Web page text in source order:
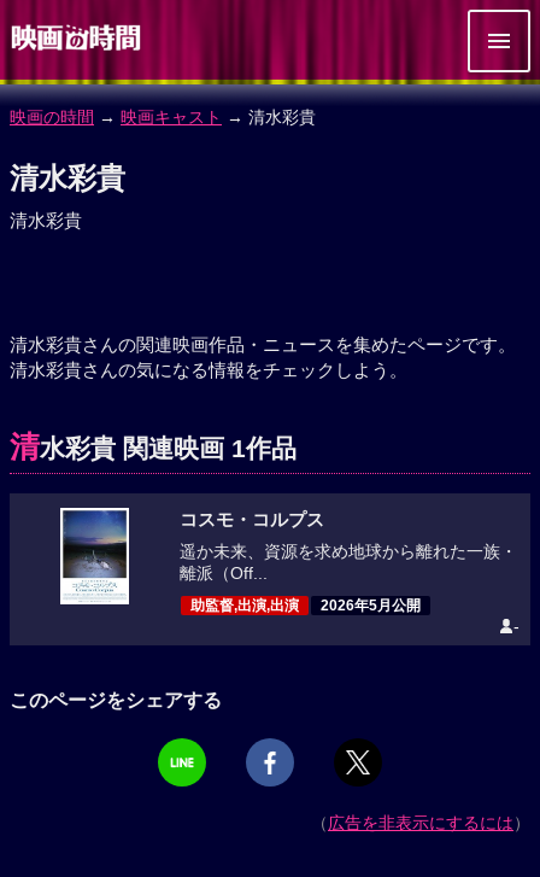
映画の時間 → 映画キャスト → 清水彩貴
清水彩貴
清水彩貴
清水彩貴さんの関連映画作品・ニュースを集めたページです。
清水彩貴さんの気になる情報をチェックしよう。
清水彩貴 関連映画 1作品
コスモ・コルプス
遥か未来、資源を求め地球から離れた一族・
離派（Off...
助監督,出演,出演 2026年5月公開
-
このページをシェアする
（広告を非表示にするには）